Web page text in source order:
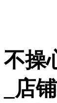
不操
_店